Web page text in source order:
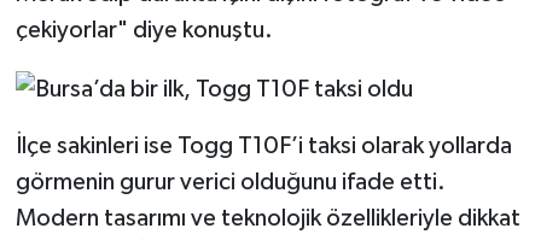
çekiyorlar" diye konuştu.
İlçe sakinleri ise Togg T10F’i taksi olarak yollarda
görmenin gurur verici olduğunu ifade etti.
Modern tasarımı ve teknolojik özellikleriyle dikkat